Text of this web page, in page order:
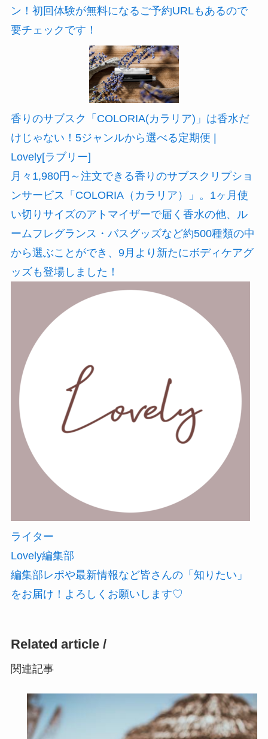
ン！初回体験が無料になるご予約URLもあるので
要チェックです！
香りのサブスク「COLORIA(カラリア)」は香水だ
けじゃない！5ジャンルから選べる定期便 |
Lovely[ラブリー]
月々1,980円～注文できる香りのサブスクリプショ
ンサービス「COLORIA（カラリア）」。1ヶ月使
い切りサイズのアトマイザーで届く香水の他、ル
ームフレグランス・バスグッズなど約500種類の中
から選ぶことができ、9月より新たにボディケアグ
ッズも登場しました！
ライター
Lovely編集部
編集部レポや最新情報など皆さんの「知りたい」
をお届け！よろしくお願いします♡
Related article /
関連記事